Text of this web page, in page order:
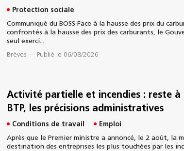
Protection sociale
Communiqué du BOSS Face à la hausse des prix du
confrontés à la hausse des prix des carburants, le
seul exerci...
Brèves — Publié le 06/08/2026
Activité partielle et incendies : reste à
BTP, les précisions administratives
Conditions de travail
Emploi
Après que le Premier ministre a annoncé, le 2 août, la
destination des entreprises les plus touchées par les